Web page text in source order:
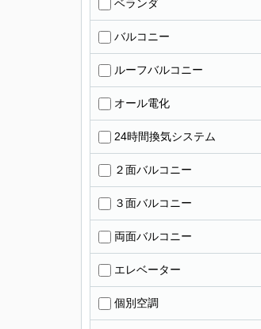
ベランダ
バルコニー
ルーフバルコニー
オール電化
24時間換気システム
２面バルコニー
３面バルコニー
両面バルコニー
エレベーター
個別空調